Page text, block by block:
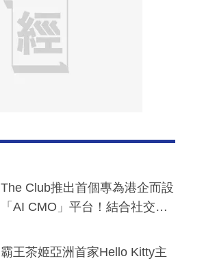
The Club推出首個專為港企而設
「AI CMO」平台！結合社交聆
分鐘生成「貼地」宣傳短片
霸王茶姬亞洲首家Hello Kitty主